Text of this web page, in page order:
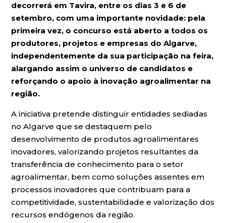
decorrerá em Tavira, entre os dias 3 e 6 de
setembro, com uma importante novidade: pela
primeira vez, o concurso está aberto a todos os
produtores, projetos e empresas do Algarve,
independentemente da sua participação na feira,
alargando assim o universo de candidatos e
reforçando o apoio à inovação agroalimentar na
região.
A iniciativa pretende distinguir entidades sediadas
no Algarve que se destaquem pelo
desenvolvimento de produtos agroalimentares
inovadores, valorizando projetos resultantes da
transferência de conhecimento para o setor
agroalimentar, bem como soluções assentes em
processos inovadores que contribuam para a
competitividade, sustentabilidade e valorização dos
recursos endógenos da região.